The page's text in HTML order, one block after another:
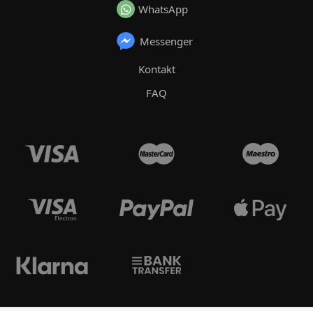
WhatsApp
Messenger
Kontakt
FAQ